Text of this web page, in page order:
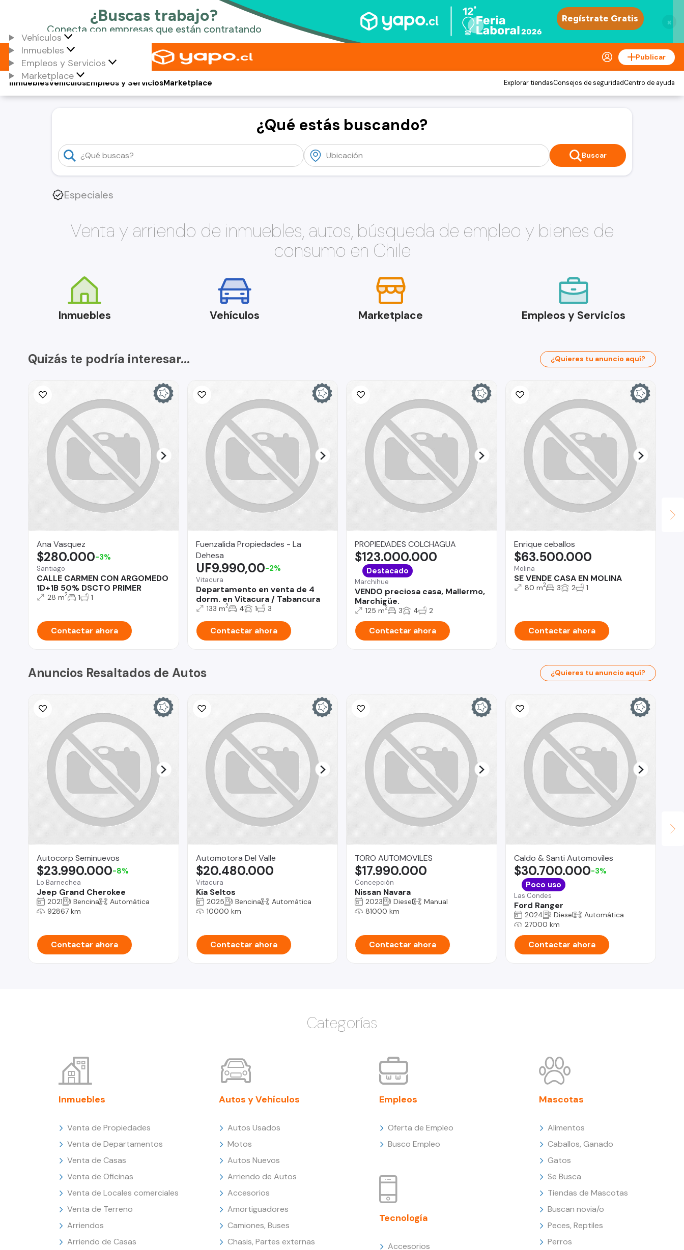
×
Vehículos
Inmuebles
Empleos y Servicios
Marketplace
Publicar
Vehículos
Inmuebles Empleos y ServiciosMarketplace Explorar tiendasConsejos de seguridadCentro de ayuda
¿Qué estás buscando?
Buscar
Especiales
Venta y arriendo de inmuebles, autos, búsqueda de empleo y bienes de
consumo en Chile
Inmuebles Vehículos Marketplace Empleos y Servicios
Quizás te podría interesar... ¿Quieres tu anuncio aquí?
Ana Vasquez
Santiago
CALLE CARMEN CON ARGOMEDO
1D+1B 50% DSCTO PRIMER
$280.000-3%
28 m2 1 1
Contactar ahora
Fuenzalida Propiedades - La
Dehesa
Vitacura
Departamento en venta de 4
dorm. en Vitacura / Tabancura
UF9.990,00-2%
133 m2 4 1 3
Contactar ahora
PROPIEDADES COLCHAGUA
Marchihue
VENDO preciosa casa, Mallermo,
Marchigüe.
$123.000.000
Destacado
125 m2 3 4 2
Contactar ahora
Enrique ceballos
Molina
SE VENDE CASA EN MOLINA
$63.500.000
80 m2 3 2 1
Contactar ahora
Anuncios Resaltados de Autos ¿Quieres tu anuncio aquí?
Autocorp Seminuevos
Lo Barnechea
Jeep Grand Cherokee
$23.990.000-8%
2021 Bencina
Automática
92867 km
Contactar ahora
Automotora Del Valle
Vitacura
Kia Seltos
$20.480.000
2025 Bencina
Automática
10000 km
Contactar ahora
TORO AUTOMOVILES
Concepción
Nissan Navara
$17.990.000
2023 Diesel
Manual
81000 km
Contactar ahora
Caldo & Santi Automoviles
Las Condes
Ford Ranger
$30.700.000-3%
Poco uso
2024 Diesel
Automática
27000 km
Contactar ahora
Categorías
Inmuebles
Venta de Propiedades
Venta de Departamentos
Venta de Casas
Venta de Oficinas
Venta de Locales comerciales
Venta de Terreno
Arriendos
Arriendo de Casas
Autos y Vehículos
Autos Usados
Motos
Autos Nuevos
Arriendo de Autos
Accesorios
Amortiguadores
Camiones, Buses
Chasis, Partes externas
Empleos
Oferta de Empleo
Busco Empleo
Tecnología
Accesorios
Mascotas
Alimentos
Caballos, Ganado
Gatos
Se Busca
Tiendas de Mascotas
Buscan novia/o
Peces, Reptiles
Perros